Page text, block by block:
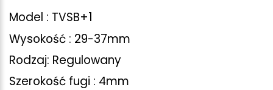
Model : TVSB+1
Wysokość : 29-37mm
Rodzaj: Regulowany
Szerokość fugi : 4mm